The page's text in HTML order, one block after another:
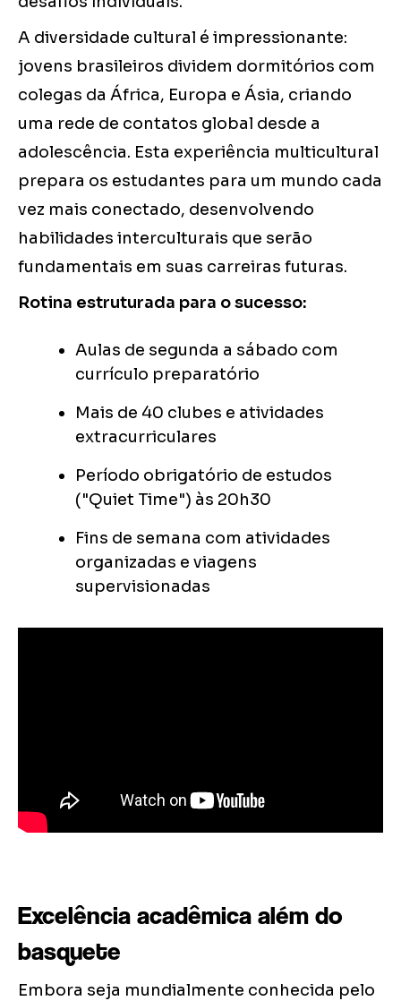
A diversidade cultural é impressionante:
jovens brasileiros dividem dormitórios com
colegas da África, Europa e Ásia, criando
uma rede de contatos global desde a
adolescência. Esta experiência multicultural
prepara os estudantes para um mundo cada
vez mais conectado, desenvolvendo
habilidades interculturais que serão
fundamentais em suas carreiras futuras.
Rotina estruturada para o sucesso:
Aulas de segunda a sábado com
currículo preparatório
Mais de 40 clubes e atividades
extracurriculares
Período obrigatório de estudos
("Quiet Time") às 20h30
Fins de semana com atividades
organizadas e viagens
supervisionadas
Excelência acadêmica além do
basquete
Embora seja mundialmente conhecida pelo